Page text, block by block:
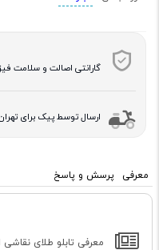
گارانتی اصالت و سلامت
ارسال توسط پیک برای
معرفی پرسش و پاسخ
معرفی تابلو طلای نقاشی